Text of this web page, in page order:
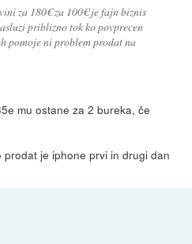
za 180€ za 100€ je fajn biznis
priblizno tok ko povprecen
pomoje ni problem prodat na
mu ostane za 2 bureka, če
je iphone prvi in drugi dan